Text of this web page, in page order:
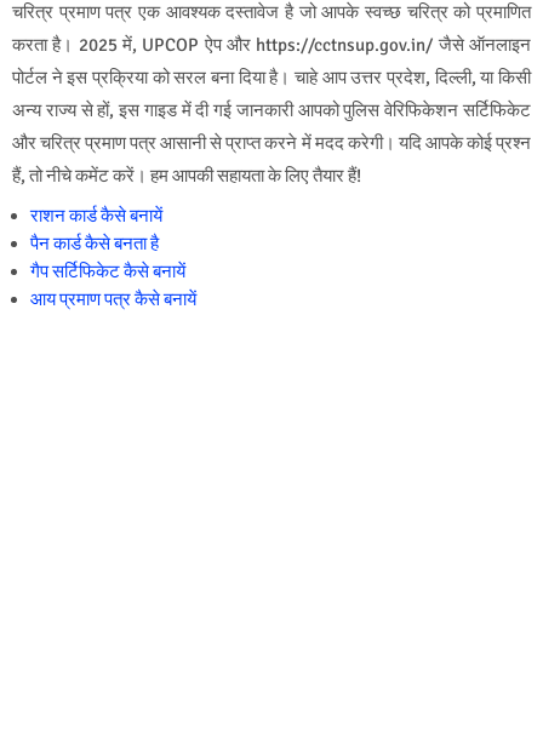
चरित्र प्रमाण पत्र एक आवश्यक दस्तावेज है जो आपके स्वच्छ चरित्र को प्रमाणित
करता है। 2025 में, UPCOP ऐप और https://cctnsup.gov.in/ जैसे ऑनलाइन
पोर्टल ने इस प्रक्रिया को सरल बना दिया है। चाहे आप उत्तर प्रदेश, दिल्ली, या किसी
अन्य राज्य से हों, इस गाइड में दी गई जानकारी आपको पुलिस वेरिफिकेशन सर्टिफिकेट
और चरित्र प्रमाण पत्र आसानी से प्राप्त करने में मदद करेगी। यदि आपके कोई प्रश्न
हैं, तो नीचे कमेंट करें। हम आपकी सहायता के लिए तैयार हैं!
राशन कार्ड कैसे बनायें
पैन कार्ड कैसे बनता है
गैप सर्टिफिकेट कैसे बनायें
आय प्रमाण पत्र कैसे बनायें